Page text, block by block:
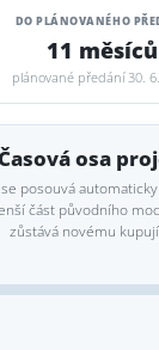
DO PLÁNOVANÉHO
11 měsíců
plánované předání 30.
Časová osa
se posouvá
část původního
zůstává novému